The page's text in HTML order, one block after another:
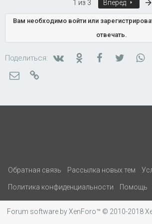
1 из 3 Вперед
Вам необходимо войти или
отвечать.
Поделиться: ВконтактеОдноклассники
FacebookTwitter
Электронная почта
Обратная связь Рассылка новых тем
Политика конфиденциальности Помощь
Forum software by XenForo™ © 2010-2018